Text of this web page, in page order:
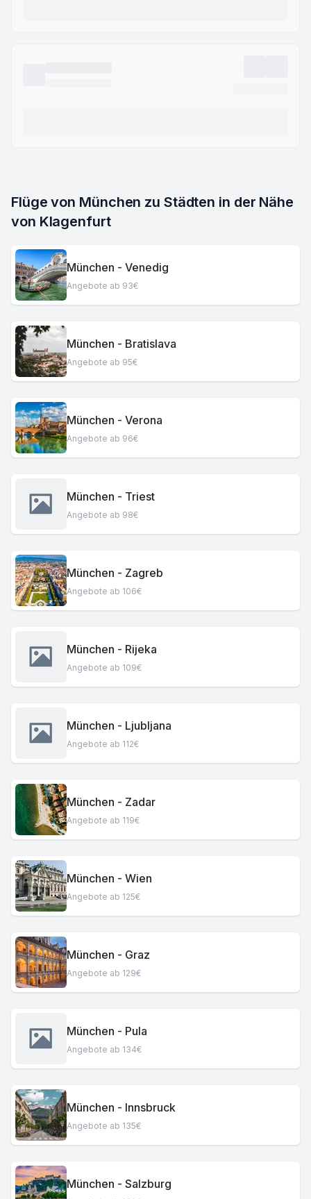
Flüge von München zu Städten in der Nähe
von Klagenfurt
München - Venedig
Angebote ab 93€
München - Bratislava
Angebote ab 95€
München - Verona
Angebote ab 96€
München - Triest
Angebote ab 98€
München - Zagreb
Angebote ab 106€
München - Rijeka
Angebote ab 109€
München - Ljubljana
Angebote ab 112€
München - Zadar
Angebote ab 119€
München - Wien
Angebote ab 125€
München - Graz
Angebote ab 129€
München - Pula
Angebote ab 134€
München - Innsbruck
Angebote ab 135€
München - Salzburg